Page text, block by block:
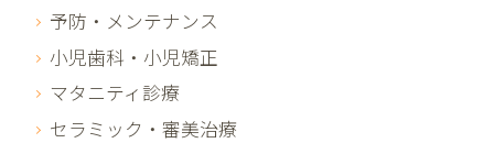
予防・メンテナンス
小児歯科・小児矯正
マタニティ診療
セラミック・審美治療